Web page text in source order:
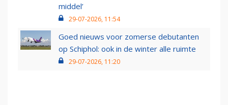
middel’
29-07-2026, 11:54
Goed nieuws voor zomerse debutanten
op Schiphol: ook in de winter alle ruimte
29-07-2026, 11:20